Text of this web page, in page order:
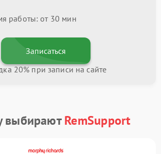
работы: от 30 мин
Записаться
20% при записи на сайте
выбираютRemSupport